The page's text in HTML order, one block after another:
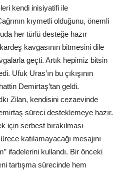
kendi inisiyatifi ile
kıymetli olduğunu, önemli
her türlü desteğe hazır
kavgasının bitmesini dile
geçti. Artık hepimiz bitsin
Ufuk Uras’ın bu çıkışının
Demirtaş’tan geldi.
Zilan, kendisini cezaevinde
süreci desteklemeye hazır.
için serbest bırakılması
katılamayacağı mesajını
ifadelerini kullandı. Bir önceki
tartışma sürecinde hem